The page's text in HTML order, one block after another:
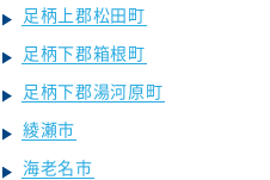
足柄上郡松田町
足柄下郡箱根町
足柄下郡湯河原町
綾瀬市
海老名市